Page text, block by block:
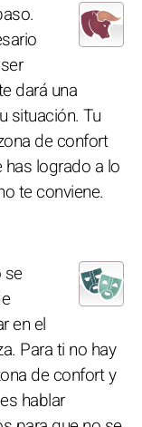
dará una
situación. Tu
de confort
logrado a lo
te conviene.
se
en el
Para ti no hay
de confort y
hablar